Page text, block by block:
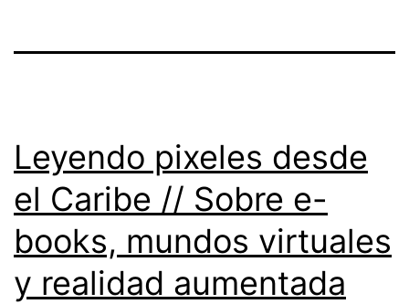
Leyendo pixeles desde
el Caribe // Sobre e-
books, mundos virtuales
y realidad aumentada